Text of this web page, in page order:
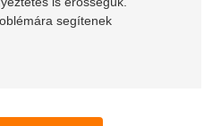
segítenek